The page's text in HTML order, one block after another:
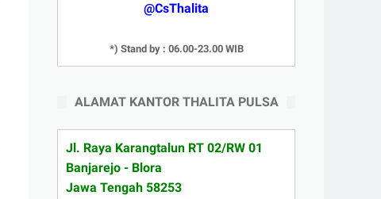
@CsThalita
*) Stand by : 06.00-23.00 WIB
ALAMAT KANTOR THALITA PULSA
Jl. Raya Karangtalun RT 02/RW 01
Banjarejo - Blora
Jawa Tengah 58253